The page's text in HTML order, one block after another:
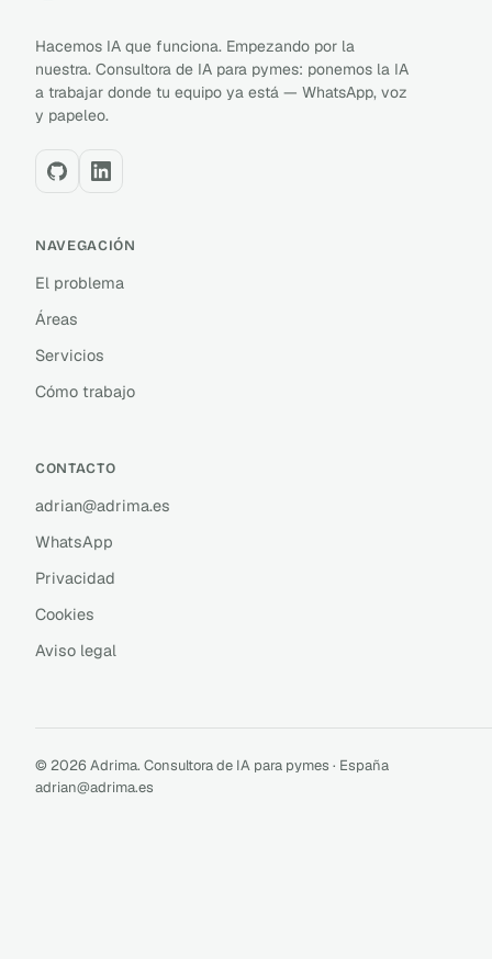
Hacemos IA que funciona. Empezando por la
nuestra. Consultora de IA para pymes: ponemos la IA
a trabajar donde tu equipo ya está — WhatsApp, voz
y papeleo.
NAVEGACIÓN
El problema
Áreas
Servicios
Cómo trabajo
CONTACTO
adrian@adrima.es
WhatsApp
Privacidad
Cookies
Aviso legal
© 2026 Adrima. Consultora de IA para pymes · España
adrian@adrima.es